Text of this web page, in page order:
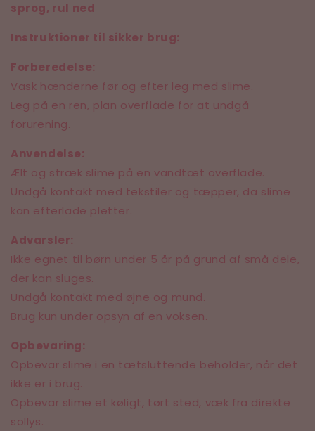
sprog, rul ned
Instruktioner til sikker brug:
Forberedelse:
Vask hænderne før og efter leg med slime.
Leg på en ren, plan overflade for at undgå
forurening.
Anvendelse:
Ælt og stræk slime på en vandtæt overflade.
Undgå kontakt med tekstiler og tæpper, da slime
kan efterlade pletter.
Advarsler:
Ikke egnet til børn under 5 år på grund af små dele,
der kan sluges.
Undgå kontakt med øjne og mund.
Brug kun under opsyn af en voksen.
Opbevaring:
Opbevar slime i en tætsluttende beholder, når det
ikke er i brug.
Opbevar slime et køligt, tørt sted, væk fra direkte
sollys.